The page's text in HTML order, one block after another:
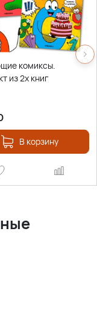
комиксы.
из 2х книг
В корзину